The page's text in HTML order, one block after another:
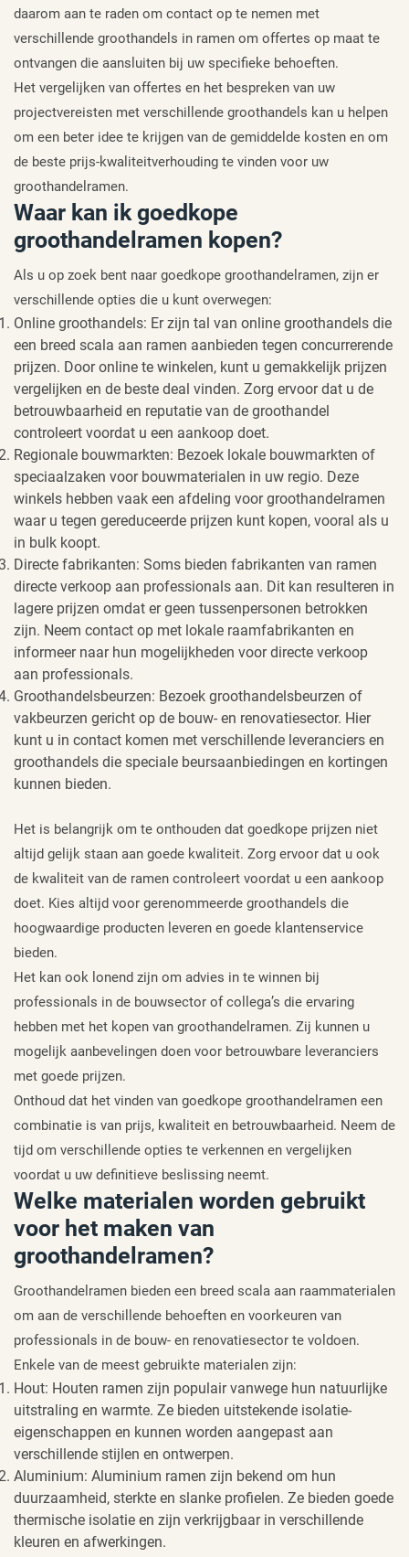
daarom aan te raden om contact op te nemen met
verschillende groothandels in ramen om offertes op maat te
ontvangen die aansluiten bij uw specifieke behoeften.
Het vergelijken van offertes en het bespreken van uw
projectvereisten met verschillende groothandels kan u helpen
om een beter idee te krijgen van de gemiddelde kosten en om
de beste prijs-kwaliteitverhouding te vinden voor uw
groothandelramen.
Waar kan ik goedkope
groothandelramen kopen?
Als u op zoek bent naar goedkope groothandelramen, zijn er
verschillende opties die u kunt overwegen:
Online groothandels: Er zijn tal van online groothandels die
een breed scala aan ramen aanbieden tegen concurrerende
prijzen. Door online te winkelen, kunt u gemakkelijk prijzen
vergelijken en de beste deal vinden. Zorg ervoor dat u de
betrouwbaarheid en reputatie van de groothandel
controleert voordat u een aankoop doet.
Regionale bouwmarkten: Bezoek lokale bouwmarkten of
speciaalzaken voor bouwmaterialen in uw regio. Deze
winkels hebben vaak een afdeling voor groothandelramen
waar u tegen gereduceerde prijzen kunt kopen, vooral als u
in bulk koopt.
Directe fabrikanten: Soms bieden fabrikanten van ramen
directe verkoop aan professionals aan. Dit kan resulteren in
lagere prijzen omdat er geen tussenpersonen betrokken
zijn. Neem contact op met lokale raamfabrikanten en
informeer naar hun mogelijkheden voor directe verkoop
aan professionals.
Groothandelsbeurzen: Bezoek groothandelsbeurzen of
vakbeurzen gericht op de bouw- en renovatiesector. Hier
kunt u in contact komen met verschillende leveranciers en
groothandels die speciale beursaanbiedingen en kortingen
kunnen bieden.
Het is belangrijk om te onthouden dat goedkope prijzen niet
altijd gelijk staan aan goede kwaliteit. Zorg ervoor dat u ook
de kwaliteit van de ramen controleert voordat u een aankoop
doet. Kies altijd voor gerenommeerde groothandels die
hoogwaardige producten leveren en goede klantenservice
bieden.
Het kan ook lonend zijn om advies in te winnen bij
professionals in de bouwsector of collega’s die ervaring
hebben met het kopen van groothandelramen. Zij kunnen u
mogelijk aanbevelingen doen voor betrouwbare leveranciers
met goede prijzen.
Onthoud dat het vinden van goedkope groothandelramen een
combinatie is van prijs, kwaliteit en betrouwbaarheid. Neem de
tijd om verschillende opties te verkennen en vergelijken
voordat u uw definitieve beslissing neemt.
Welke materialen worden gebruikt
voor het maken van
groothandelramen?
Groothandelramen bieden een breed scala aan raammaterialen
om aan de verschillende behoeften en voorkeuren van
professionals in de bouw- en renovatiesector te voldoen.
Enkele van de meest gebruikte materialen zijn:
Hout: Houten ramen zijn populair vanwege hun natuurlijke
uitstraling en warmte. Ze bieden uitstekende isolatie-
eigenschappen en kunnen worden aangepast aan
verschillende stijlen en ontwerpen.
Aluminium: Aluminium ramen zijn bekend om hun
duurzaamheid, sterkte en slanke profielen. Ze bieden goede
thermische isolatie en zijn verkrijgbaar in verschillende
kleuren en afwerkingen.